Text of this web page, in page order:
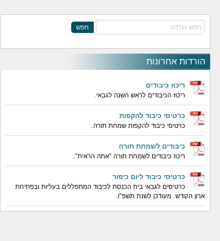
חפש
הורדות אחרונות
ריכוז כיבודים
ריכוז הכיבודים לראש השנה לגבאי.
כרטיסי כיבוד להקפות
כרטיסי כיבוד להקפות שמחת תורה.
כיבודים לשמחת תורה
ריכוז כיבודים לשמחת תורה "אתה הראית".
כרטיסי כיבוד ליום כיפור
כרטיסים לגבאי בית הכנסת לכיבוד המתפללים בעליות ובפתיחת
ארון הקודש. מעודכן לשנת תשפ"ו.